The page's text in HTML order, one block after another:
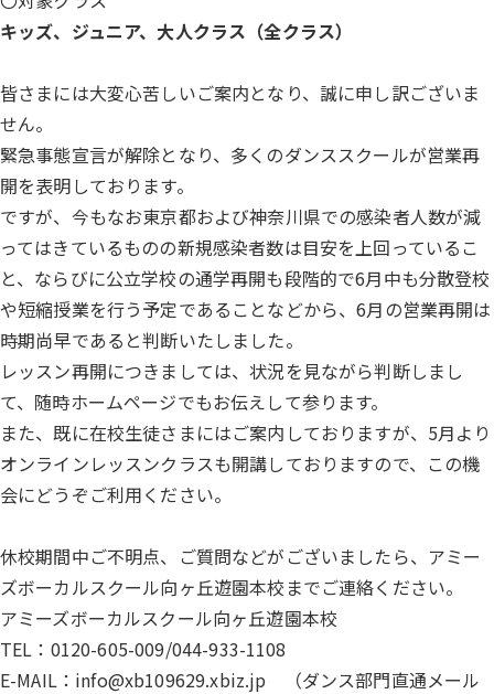
キッズ、ジュニア、大人クラス（全クラス）
皆さまには大変心苦しいご案内となり、誠に申し訳ございま
せん。
緊急事態宣言が解除となり、多くのダンススクールが営業再
開を表明しております。
ですが、今もなお東京都および神奈川県での感染者人数が減
ってはきているものの新規感染者数は目安を上回っているこ
と、ならびに公立学校の通学再開も段階的で6月中も分散登校
や短縮授業を行う予定であることなどから、6月の営業再開は
時期尚早であると判断いたしました。
レッスン再開につきましては、状況を見ながら判断しまし
て、随時ホームページでもお伝えして参ります。
また、既に在校生徒さまにはご案内しておりますが、5月より
オンラインレッスンクラスも開講しておりますので、この機
会にどうぞご利用ください。
休校期間中ご不明点、ご質問などがございましたら、アミー
ズボーカルスクール向ヶ丘遊園本校までご連絡ください。
アミーズボーカルスクール向ヶ丘遊園本校
TEL：0120-605-009/044-933-1108
E-MAIL：info@xb109629.xbiz.jp （ダンス部門直通メール